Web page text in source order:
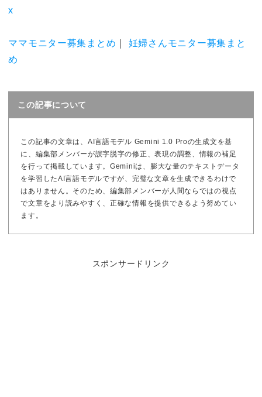
x
ママモニター募集まとめ
妊婦さんモニター募集まと
め
この記事について
この記事の文章は、AI言語モデル Gemini 1.0 Proの生成文を基
に、編集部メンバーが誤字脱字の修正、表現の調整、情報の補足
を行って掲載しています。Geminiは、膨大な量のテキストデータ
を学習したAI言語モデルですが、完璧な文章を生成できるわけで
はありません。そのため、編集部メンバーが人間ならではの視点
で文章をより読みやすく、正確な情報を提供できるよう努めてい
ます。
スポンサードリンク